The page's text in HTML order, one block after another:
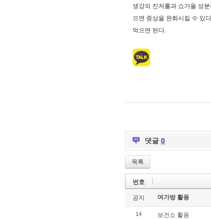
생강의 진저롤과 쇼가올 성
으면 증상을 완화시킬 수 있
먹으면 된다.
댓글 0
목록
번호
공지 여가방 활용
14 보건소 활용